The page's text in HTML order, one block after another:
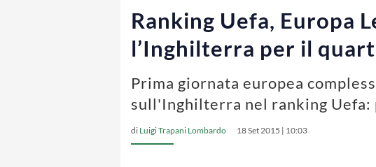
Ranking Uefa, Europa
l’Inghilterra per il
Prima giornata europea
sull'Inghilterra nel ranking Uefa:
di Luigi Trapani Lombardo 18 Set 2015 | 10:03